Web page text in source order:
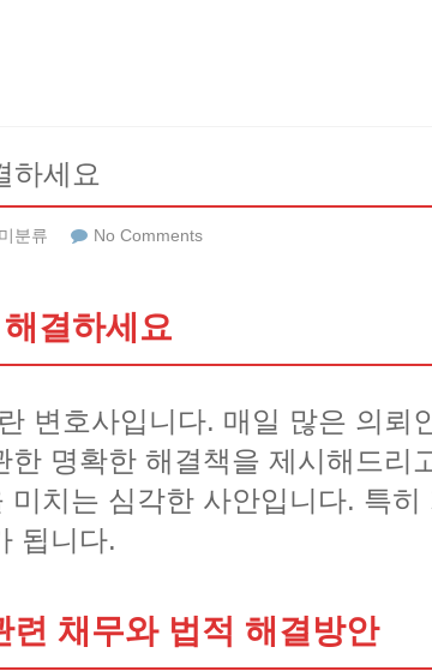
하세요
미분류 No Comments
결하세요
변호사입니다. 매일 많은 의뢰
명확한 해결책을 제시해드리
치는 심각한 사안입니다. 특
됩니다.
련 채무와 법적 해결방안